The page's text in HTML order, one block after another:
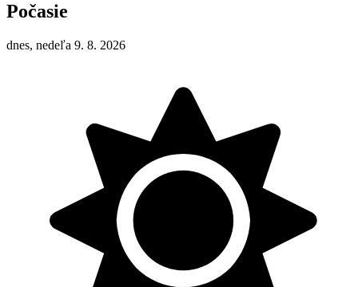
Počasie
dnes, nedeľa 9. 8. 2026